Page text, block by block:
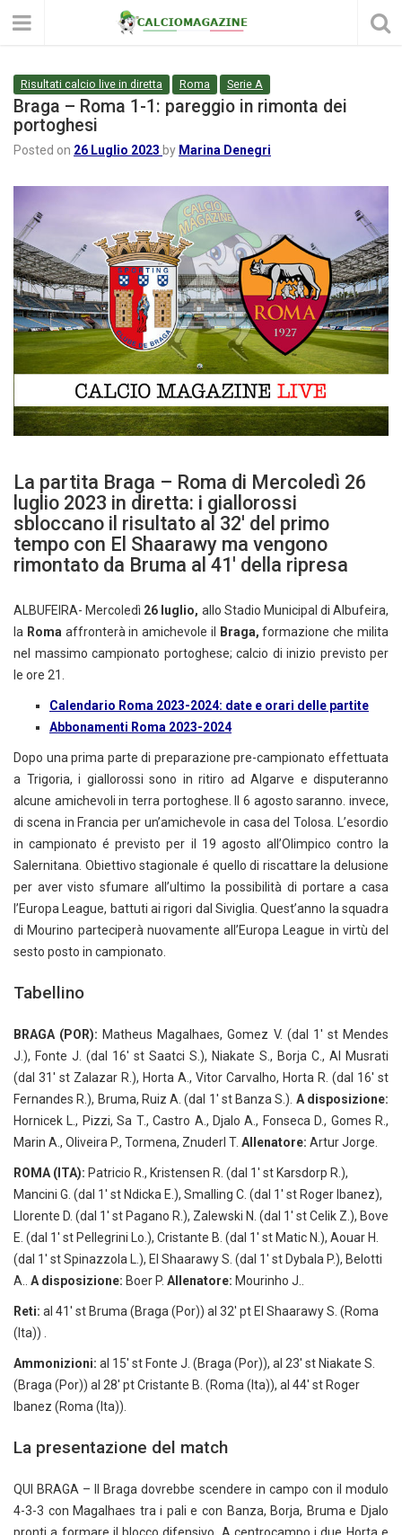
Risultati calcio live in diretta Roma Serie A
Braga – Roma 1-1: pareggio in rimonta dei
portoghesi
Posted on 26 Luglio 2023 by Marina Denegri
La partita Braga – Roma di Mercoledì 26
luglio 2023 in diretta: i giallorossi
sbloccano il risultato al 32′ del primo
tempo con El Shaarawy ma vengono
rimontato da Bruma al 41′ della ripresa
ALBUFEIRA- Mercoledì 26 luglio, allo Stadio Municipal di Albufeira,
la Romaaffronterà in amichevole il Braga, formazione che milita
nel massimo campionato portoghese; calcio di inizio previsto per
le ore 21.
Calendario Roma 2023-2024: date e orari delle partite
Abbonamenti Roma 2023-2024
Dopo una prima parte di preparazione pre-campionato effettuata
a Trigoria, i giallorossi sono in ritiro ad Algarve e disputeranno
alcune amichevoli in terra portoghese. Il 6 agosto saranno. invece,
di scena in Francia per un’amichevole in casa del Tolosa. L’esordio
in campionato é previsto per il 19 agosto all’Olimpico contro la
Salernitana. Obiettivo stagionale é quello di riscattare la delusione
per aver visto sfumare all’ultimo la possibilità di portare a casa
l’Europa League, battuti ai rigori dal Siviglia. Quest’anno la squadra
di Mourino parteciperà nuovamente all’Europa League in virtù del
sesto posto in campionato.
Tabellino
BRAGA (POR): Matheus Magalhaes, Gomez V. (dal 1′ st Mendes
J.), Fonte J. (dal 16′ st Saatci S.), Niakate S., Borja C., Al Musrati
(dal 31′ st Zalazar R.), Horta A., Vitor Carvalho, Horta R. (dal 16′ st
Fernandes R.), Bruma, Ruiz A. (dal 1′ st Banza S.). A disposizione:
Hornicek L., Pizzi, Sa T., Castro A., Djalo A., Fonseca D., Gomes R.,
Marin A., Oliveira P., Tormena, Znuderl T. Allenatore: Artur Jorge.
ROMA (ITA): Patricio R., Kristensen R. (dal 1′ st Karsdorp R.),
Mancini G. (dal 1′ st Ndicka E.), Smalling C. (dal 1′ st Roger Ibanez),
Llorente D. (dal 1′ st Pagano R.), Zalewski N. (dal 1′ st Celik Z.), Bove
E. (dal 1′ st Pellegrini Lo.), Cristante B. (dal 1′ st Matic N.), Aouar H.
(dal 1′ st Spinazzola L.), El Shaarawy S. (dal 1′ st Dybala P.), Belotti
A.. A disposizione: Boer P. Allenatore: Mourinho J..
Reti: al 41′ st Bruma (Braga (Por)) al 32′ pt El Shaarawy S. (Roma
(Ita)) .
Ammonizioni: al 15′ st Fonte J. (Braga (Por)), al 23′ st Niakate S.
(Braga (Por)) al 28′ pt Cristante B. (Roma (Ita)), al 44′ st Roger
Ibanez (Roma (Ita)).
La presentazione del match
QUI BRAGA – Il Braga dovrebbe scendere in campo con il modulo
4-3-3 con Magalhaes tra i pali e con Banza, Borja, Bruma e Djalo